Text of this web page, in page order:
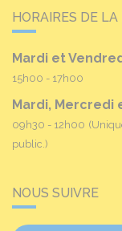
HORAIRES DE LA
Mardi et
15h00 - 17h00
Mardi, Mercredi
09h30 - 12h00
public.)
NOUS SUIVRE